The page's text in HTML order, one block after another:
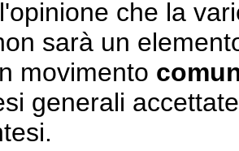
che la
sarà un
movimento
generali